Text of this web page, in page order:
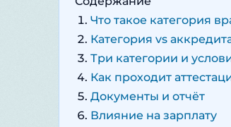
Что такое категория
Категория vs
Три категории и
Как проходит
Документы и отчёт
Влияние на зарплату